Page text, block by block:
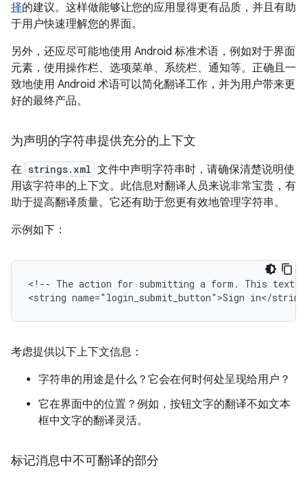
择的建议。这样做能够让您的应用显得更有品质，并且有助
于用户快速理解您的界面。
另外，还应尽可能地使用 Android 标准术语，例如对于界面
元素，使用操作栏、选项菜单、系统栏、通知等。正确且一
致地使用 Android 术语可以简化翻译工作，并为用户带来更
好的最终产品。
为声明的字符串提供充分的上下文
在 strings.xml 文件中声明字符串时，请确保清楚说明使
用该字符串的上下文。此信息对翻译人员来说非常宝贵，有
助于提高翻译质量。它还有助于您更有效地管理字符串。
示例如下：
<!-- The action for submitting a form. This text
<string name="login_submit_button">Sign in</
考虑提供以下上下文信息：
字符串的用途是什么？它会在何时何处呈现给用户？
它在界面中的位置？例如，按钮文字的翻译不如文本
框中文字的翻译灵活。
标记消息中不可翻译的部分